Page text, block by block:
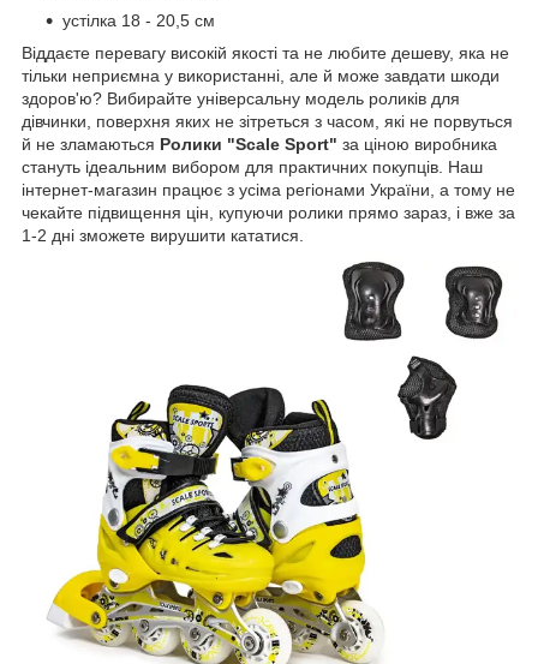
устілка 18 - 20,5 см
Віддаєте перевагу високій якості та не любите дешеву, яка не
тільки неприємна у використанні, але й може завдати шкоди
здоров'ю? Вибирайте універсальну модель роликів для
дівчинки, поверхня яких не зітреться з часом, які не порвуться
й не зламаються Ролики "Scale Sport" за ціною виробника
стануть ідеальним вибором для практичних покупців. Наш
інтернет-магазин працює з усіма регіонами України, а тому не
чекайте підвищення цін, купуючи ролики прямо зараз, і вже за
1-2 дні зможете вирушити кататися.